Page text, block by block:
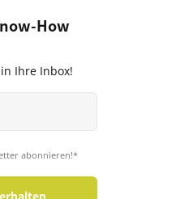
How
Ihre Inbox!
abonnieren!*